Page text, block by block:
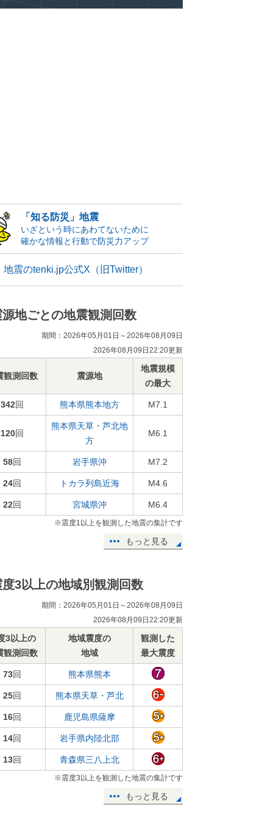
「知る防災」地震
いざという時にあわてないために
確かな情報と行動で防災力アップ
地震のtenki.jp公式X（旧Twitter）
源地ごとの地震観測回数
期間：2026年05月01日～2026年08月09日
2026年08月09日22:20更新
観測回数 震源地
地震規模
の最大
342回 熊本県熊本地方 M7.1
120回
熊本県天草・芦北地
方
M6.1
58回 岩手県沖 M7.2
24回 トカラ列島近海 M4.6
22回 宮城県沖 M6.4
※震度1以上を観測した地震の集計です
もっと見る
度3以上の地域別観測回数
期間：2026年05月01日～2026年08月09日
2026年08月09日22:20更新
3以上の
観測回数
地域震度の
地域
観測した
最大震度
73回 熊本県熊本
25回 熊本県天草・芦北
16回 鹿児島県薩摩
14回 岩手県内陸北部
13回 青森県三八上北
※震度3以上を観測した地震の集計です
もっと見る